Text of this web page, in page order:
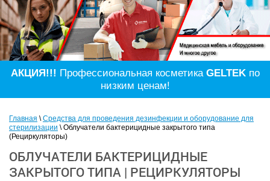
АКЦИЯ!!! Профессиональная косметика GELTEKпо
низким ценам!
Главная \ Средства для проведения дезинфекции и оборудование для
стерилизации \ Облучатели бактерицидные закрытого типа
(Рециркуляторы)
ОБЛУЧАТЕЛИ БАКТЕРИЦИДНЫЕ
ЗАКРЫТОГО ТИПА | РЕЦИРКУЛЯТОРЫ